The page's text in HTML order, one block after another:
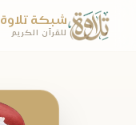
شبكة تلاوة
للقرآن الكريم